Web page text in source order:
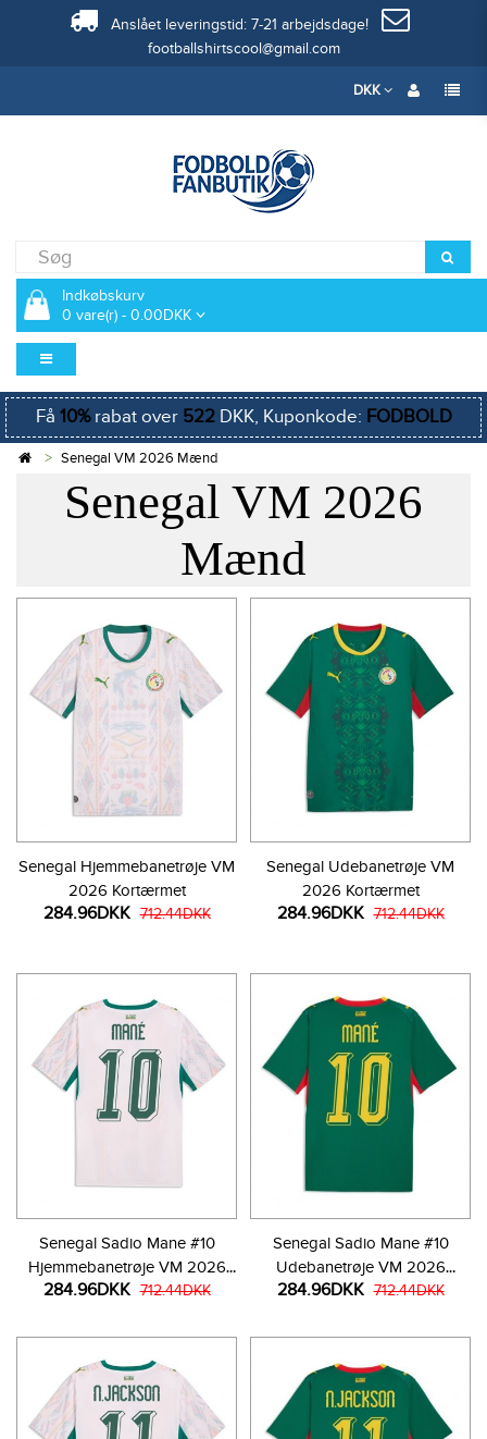
Anslået leveringstid: 7-21 arbejdsdage!
footballshirtscool@gmail.com
DKK
Indkøbskurv
0 vare(r) - 0.00DKK
Få 10%rabat over 522DKK, Kuponkode: FODBOLD
Senegal VM 2026 Mænd
Senegal VM 2026
Mænd
Senegal Hjemmebanetrøje VM
2026 Kortærmet
284.96DKK 712.44DKK
Senegal Udebanetrøje VM
2026 Kortærmet
284.96DKK 712.44DKK
Senegal Sadio Mane #10
Hjemmebanetrøje VM 2026
Kortærmet
284.96DKK 712.44DKK
Senegal Sadio Mane #10
Udebanetrøje VM 2026
Kortærmet
284.96DKK 712.44DKK